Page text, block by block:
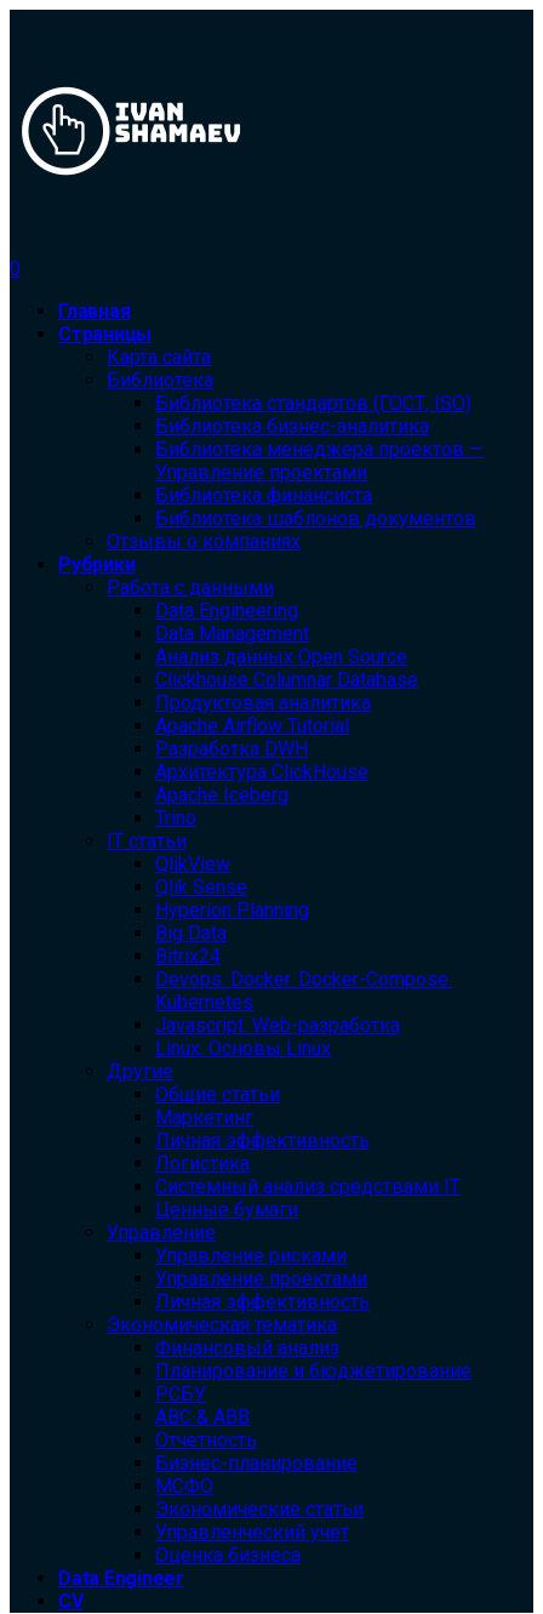
0
Главная
Страницы
Карта сайта
Библиотека
Библиотека cтандартов (ГОСТ, ISO)
Библиотека бизнес-аналитика
Библиотека менеджера проектов —
Управление проектами
Библиотека финансиста
Библиотека шаблонов документов
Отзывы о компаниях
Рубрики
Работа с данными
Data Engineering
Data Management
Анализ данных Open Source
Clickhouse Columnar Database
Продуктовая аналитика
Apache Airflow Tutorial
Разработка DWH
Архитектура ClickHouse
Apache Iceberg
Trino
IT статьи
QlikView
Qlik Sense
Hyperion Planning
Big Data
Bitrix24
Devops. Docker. Docker-Compose.
Kubernetes
Javascript. Web-разработка
Linux. Основы Linux
Другие
Общие статьи
Маркетинг
Личная эффективность
Логистика
Системный анализ средствами IT
Ценные бумаги
Управление
Управление рисками
Управление проектами
Личная эффективность
Экономическая тематика
Финансовый анализ
Планирование и бюджетирование
РСБУ
ABC & ABB
Отчетность
Бизнес-планирование
МСФО
Экономические статьи
Управленческий учет
Оценка бизнеса
Data Engineer
CV